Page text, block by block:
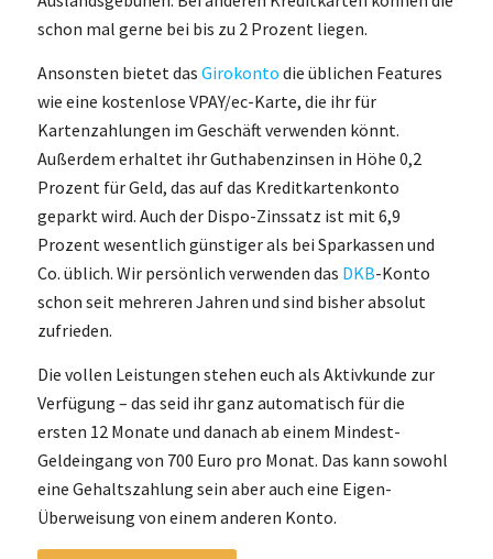
schon mal gerne bei bis zu 2 Prozent liegen.
Ansonsten bietet das Girokonto die üblichen Features
wie eine kostenlose VPAY/ec-Karte, die ihr für
Kartenzahlungen im Geschäft verwenden könnt.
Außerdem erhaltet ihr Guthabenzinsen in Höhe 0,2
Prozent für Geld, das auf das Kreditkartenkonto
geparkt wird. Auch der Dispo-Zinssatz ist mit 6,9
Prozent wesentlich günstiger als bei Sparkassen und
Co. üblich. Wir persönlich verwenden das DKB-Konto
schon seit mehreren Jahren und sind bisher absolut
zufrieden.
Die vollen Leistungen stehen euch als Aktivkunde zur
Verfügung – das seid ihr ganz automatisch für die
ersten 12 Monate und danach ab einem Mindest-
Geldeingang von 700 Euro pro Monat. Das kann sowohl
eine Gehaltszahlung sein aber auch eine Eigen-
Überweisung von einem anderen Konto.